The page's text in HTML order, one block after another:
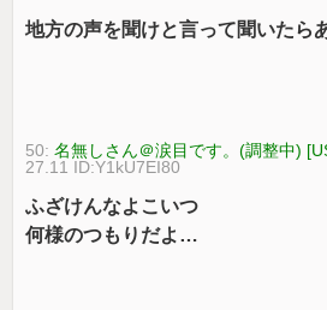
地方の声を聞けと言って聞いたら
50:名無しさん＠涙目です。(調整中)
27.11 ID:Y1kU7EI80
ふざけんなよこいつ
何様のつもりだよ…